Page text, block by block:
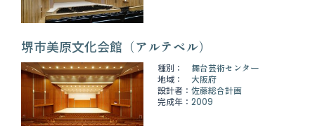
堺市美原文化会館（アルテベル）
種別：
舞台芸術センター
地域：
大阪府
設計者： 佐藤総合計画
完成年： 2009